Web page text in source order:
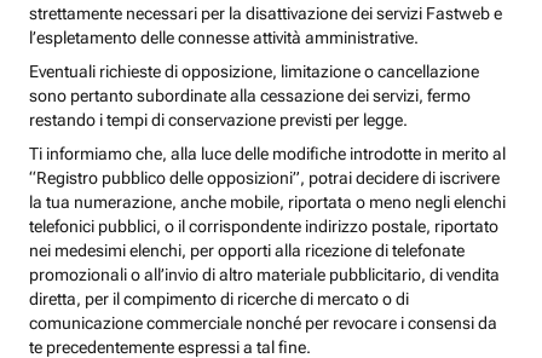
strettamente necessari per la disattivazione dei servizi Fastweb e
l’espletamento delle connesse attività amministrative.
Eventuali richieste di opposizione, limitazione o cancellazione
sono pertanto subordinate alla cessazione dei servizi, fermo
restando i tempi di conservazione previsti per legge.
Ti informiamo che, alla luce delle modifiche introdotte in merito al
“Registro pubblico delle opposizioni”, potrai decidere di iscrivere
la tua numerazione, anche mobile, riportata o meno negli elenchi
telefonici pubblici, o il corrispondente indirizzo postale, riportato
nei medesimi elenchi, per opporti alla ricezione di telefonate
promozionali o all’invio di altro materiale pubblicitario, di vendita
diretta, per il compimento di ricerche di mercato o di
comunicazione commerciale nonché per revocare i consensi da
te precedentemente espressi a tal fine.